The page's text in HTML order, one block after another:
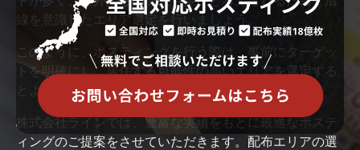
線を意識したエリア選定を行いましょう。
このように、ポスティングを行う際は、事前にターゲッ
トを明確にし、居住する可能性の高いエリアを選定する
とより費用対効果の高い配布が可能になります。
株式会社ラインでは、豊富な実績をもとに最適なポステ
ィングのご提案をさせていただきます。配布エリアの選